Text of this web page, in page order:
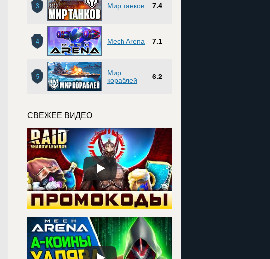
3 Мир танков 7.4
4 Mech Arena 7.1
5
Мир
кораблей
6.2
СВЕЖЕЕ ВИДЕО